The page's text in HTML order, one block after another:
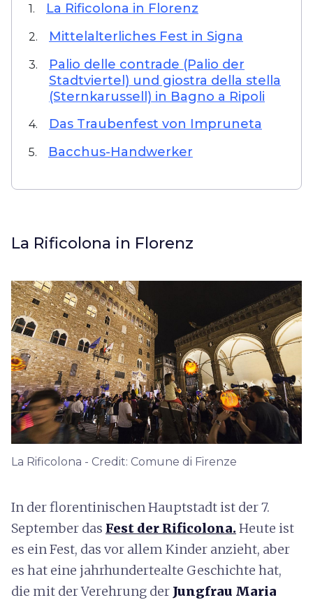
1. La Rificolona in Florenz
2. Mittelalterliches Fest in Signa
3.
Palio delle contrade (Palio der
Stadtviertel) und giostra della stella
(Sternkarussell) in Bagno a Ripoli
4. Das Traubenfest von Impruneta
5. Bacchus-Handwerker
La Rificolona in Florenz
La Rificolona - Credit: Comune di Firenze
In der florentinischen Hauptstadt ist der 7.
September das Fest der Rificolona.Heute ist
es ein Fest, das vor allem Kinder anzieht, aber
es hat eine jahrhundertealte Geschichte hat,
die mit der Verehrung der Jungfrau Maria